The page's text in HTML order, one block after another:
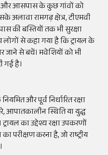
और आसपास के कुछ गांवों को
अलावा रामगढ़ क्षेत्र, टीएमवी
की बस्तियों तक भी सुरक्षा
लोगों से कहा गया है कि ट्रायल के
जाने से बचें। मवेशियों को भी
गई है।
और पूर्व निर्धारित रक्षा
आपातकालीन स्थिति या युद्ध
का उद्देश्य रक्षा उपकरणों
परीक्षण करना है, जो राष्ट्रीय